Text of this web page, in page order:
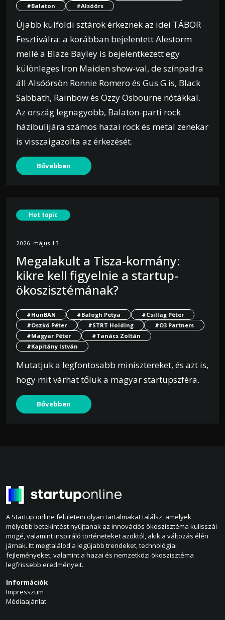
#Balaton
#Alsóörs
Újabb külföldi sztárok érkeznek az idei TÁBOR
Fesztiválra: a korábban bejelentett Alestorm
mellé a Blaze Bayley is bejelentkezett egy
különleges Iron Maiden show-val, de színpadra
áll Alsóörsön Ronnie Romero és Gus G is, Black
Sabbath, Rainbow és Ozzy Osbourne nótákkal.
Az ország legnagyobb, Balaton-parti rock
házibulijára számos hazai rock és metal zenekar
is visszaigazolta az érkezését.
Bővebben
Hot topic
2026. május 13.
Megalakult a Tisza-kormány:
kikre kell figyelnie a startup-
ökoszisztémának?
#HunBAN #Balogh Petya
#Csillag Péter
#Oszkó Péter
#STRT Holding
#O3 Partners
#Magyar Péter
#Tanács Zoltán
#Kapitány István
Mutatjuk a legfontosabb minisztereket, és azt is,
hogy mit várhat tőlük a magyar startupszféra.
Bővebben
A Startup online felületein olyan tartalmakat találsz, amelyek
mélyebb betekintést nyújtanak az innovációs ökoszisztéma kulisszái
mögé, valamint inspiráló történeteket azoktól, akik a változás élén
járnak. Itt megtalálod a legújabb trendeket, technológiai
fejleményeket, valamint a hazai és nemzetközi ökoszisztéma
legfrissebb eredményeit.
Információk
Impresszum
Médiaajánlat